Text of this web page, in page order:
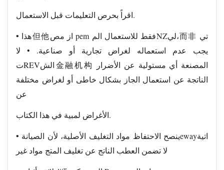
اقراً بحرص التعليمات قبل الاستعمال.
• هذا但他از مص pem فقط للاستعمال المNZلي،而非 تي
يجب عدم استعماله لغراض تجارية أو صناعية. • لا
تREVالش金融机构 المصنعة أي مستولية عن الأضرار
الناتجة عن استعمال الجاز بشكال خاطى أو لغراض مختلفة
عن
الأغراض لمبية في هذا الكتاب.
• ينصح الاحتفاظ مواد التغليف الأصلية، لأن الصيانةewayاتية
لا تضمن العطب الناتج عن تغليف المتج مواد غير